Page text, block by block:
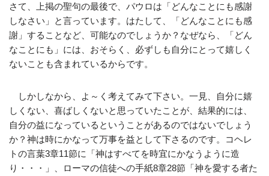
さて、上掲の聖句の最後で、パウロは「どんなことにも感謝
しなさい」と言っています。はたして、「どんなことにも感
謝」することなど、可能なのでしょうか？なぜなら、「どん
なことにも」には、おそらく、必ずしも自分にとって嬉しく
ないことも含まれているからです。
しかしなから、よ～く考えてみて下さい。一見、自分に嬉
しくない、喜ばしくないと思っていたことが、結果的には、
自分の益になっているということがあるのではないでしょう
か？神は時にかなって万事を益として下さるのです。コヘレ
トの言葉3章11節に「神はすべてを時宜にかなうように造
り・・・」、ローマの信徒への手紙8章28節「神を愛する者た